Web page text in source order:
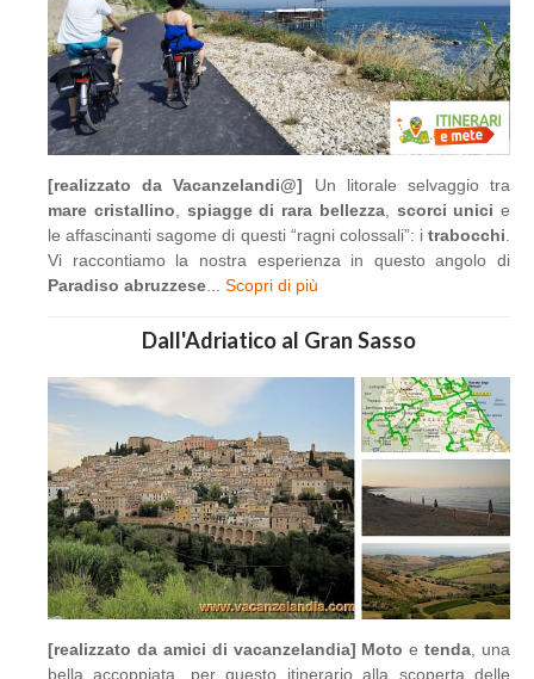
[realizzato da Vacanzelandi@] Un litorale selvaggio tra
mare cristallino, spiagge di rara bellezza, scorci unici e
le affascinanti sagome di questi “ragni colossali”: i trabocchi.
Vi raccontiamo la nostra esperienza in questo angolo di
Paradiso abruzzese... Scopri di più
Dall'Adriatico al Gran Sasso
[realizzato da amici di vacanzelandia] Moto etenda, una
bella accoppiata, per questo itinerario alla scoperta delle